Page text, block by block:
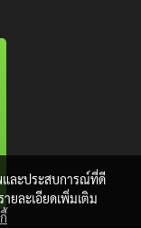
และประสบการณ์ที่ดี
ยละเอียดเพิ่มเติม